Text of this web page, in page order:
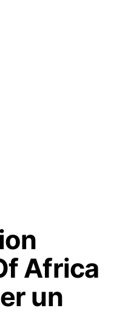
Africa
un